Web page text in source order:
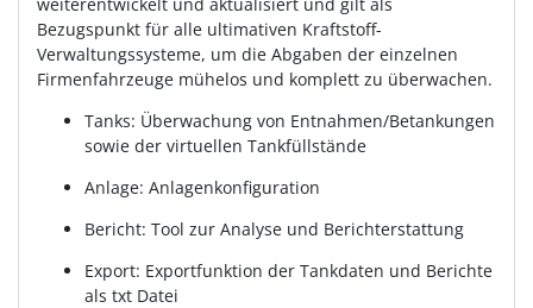
Bezugspunkt für alle ultimativen Kraftstoff-
Verwaltungssysteme, um die Abgaben der einzelnen
Firmenfahrzeuge mühelos und komplett zu überwachen.
Tanks: Überwachung von Entnahmen/Betankungen
sowie der virtuellen Tankfüllstände
Anlage: Anlagenkonfiguration
Bericht: Tool zur Analyse und Berichterstattung
Export: Exportfunktion der Tankdaten und Berichte
als txt Datei